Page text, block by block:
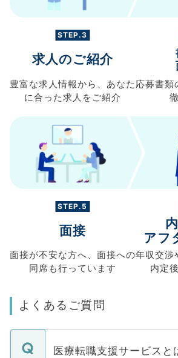
STEP.3
求人のご紹介
豊富な求人情報から、 あなた
に合った求人を ご紹介
応募書類
STEP.5
面接
面接が不安な方へ、 面接への
同席も行っています
アフ
年収交渉
内定
よくあるご質問
医療転職支援サービスと